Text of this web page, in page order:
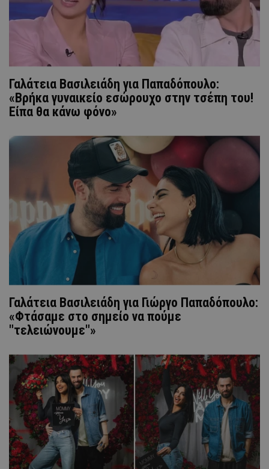
Γαλάτεια Βασιλειάδη για Παπαδόπουλο:
«Βρήκα γυναικείο εσώρουχο στην τσέπη του!
Είπα θα κάνω φόνο»
Γαλάτεια Βασιλειάδη για Γιώργο Παπαδόπουλο:
«Φτάσαμε στο σημείο να πούμε
"τελειώνουμε"»